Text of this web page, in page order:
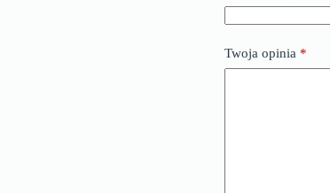
Twoja opinia *